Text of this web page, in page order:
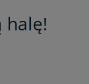
halę!